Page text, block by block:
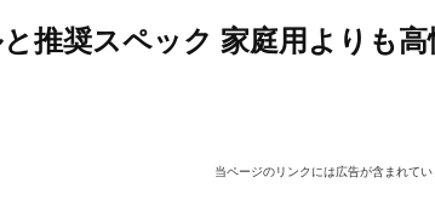
推奨スペック 家庭用よりも高
当ページのリンクには広告が含まれて